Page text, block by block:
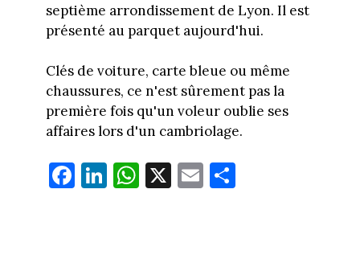
septième arrondissement de Lyon. Il est
présenté au parquet aujourd'hui.
Clés de voiture, carte bleue ou même
chaussures, ce n'est sûrement pas la
première fois qu'un voleur oublie ses
affaires lors d'un cambriolage.
Fa
ce
Li
nk
W
ha
X E
m
Pa